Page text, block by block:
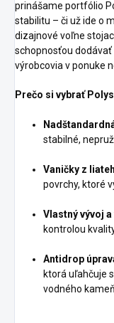
prinášame portfólio
stabilitu – či už ide o
dizajnové voľne
schopnosťou
výrobcovia v ponuke
Prečo si vybrať
stabilné,
Vaničky z
povrchy, ktoré
Vlastný vývoj
kontrolou
Antidrop
ktorá uľahčuje
vodného